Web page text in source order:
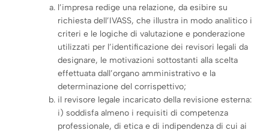
l’impresa redige una relazione, da esibire su
richiesta dell’IVASS, che illustra in modo analitico i
criteri e le logiche di valutazione e ponderazione
utilizzati per l’identificazione dei revisori legali da
designare, le motivazioni sottostanti alla scelta
effettuata dall’organo amministrativo e la
determinazione del corrispettivo;
il revisore legale incaricato della revisione esterna:
i) soddisfa almeno i requisiti di competenza
professionale, di etica e di indipendenza di cui ai